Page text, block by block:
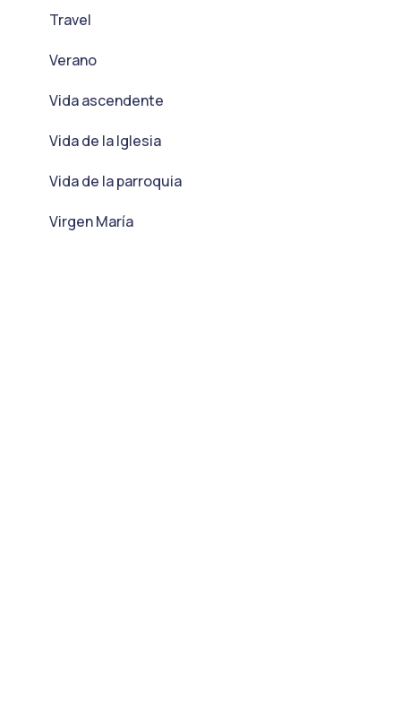
Travel
Verano
Vida ascendente
Vida de la Iglesia
Vida de la parroquia
Virgen María